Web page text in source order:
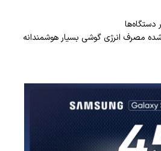
دستگاه‌ها
شده مصرف انرژی گوشی بسیار هوشمندانه